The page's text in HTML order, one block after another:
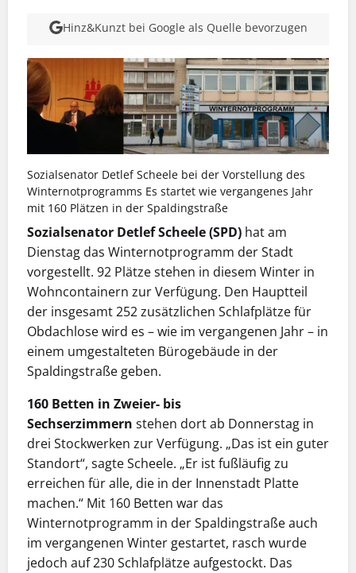
Hinz&Kunzt bei Google als Quelle bevorzugen
Sozialsenator Detlef Scheele bei der Vorstellung des
Winternotprogramms Es startet wie vergangenes Jahr
mit 160 Plätzen in der Spaldingstraße
Sozialsenator Detlef Scheele (SPD) hat am
Dienstag das Winternotprogramm der Stadt
vorgestellt. 92 Plätze stehen in diesem Winter in
Wohncontainern zur Verfügung. Den Hauptteil
der insgesamt 252 zusätzlichen Schlafplätze für
Obdachlose wird es – wie im vergangenen Jahr – in
einem umgestalteten Bürogebäude in der
Spaldingstraße geben.
160 Betten in Zweier- bis
Sechserzimmern stehen dort ab Donnerstag in
drei Stockwerken zur Verfügung. „Das ist ein guter
Standort“, sagte Scheele. „Er ist fußläufig zu
erreichen für alle, die in der Innenstadt Platte
machen.“ Mit 160 Betten war das
Winternotprogramm in der Spaldingstraße auch
im vergangenen Winter gestartet, rasch wurde
jedoch auf 230 Schlafplätze aufgestockt. Das